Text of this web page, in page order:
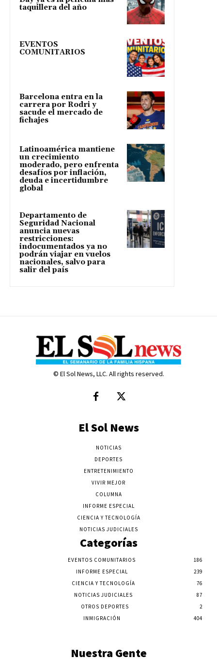
taquillera del año
EVENTOS
COMUNITARIOS
Barcelona entra en la
carrera por Rodri y
sacude el mercado de
fichajes
Latinoamérica mantiene
un crecimiento
moderado, pero enfrenta
desafíos por inflación,
deuda e incertidumbre
global
Departamento de
Seguridad Nacional
anuncia nuevas
restricciones:
indocumentados ya no
podrán viajar en vuelos
nacionales, salvo para
salir del país
© El Sol News, LLC. All rights reserved.
El Sol News
NOTICIAS
DEPORTES
ENTRETENIMIENTO
VIVIR MEJOR
COLUMNA
INFORME ESPECIAL
CIENCIA Y TECNOLOGÍA
NOTICIAS JUDICIALES
Categorías
EVENTOS COMUNITARIOS
186
INFORME ESPECIAL
239
CIENCIA Y TECNOLOGÍA
76
NOTICIAS JUDICIALES
87
OTROS DEPORTES
2
INMIGRACIÓN
404
Nuestra Gente